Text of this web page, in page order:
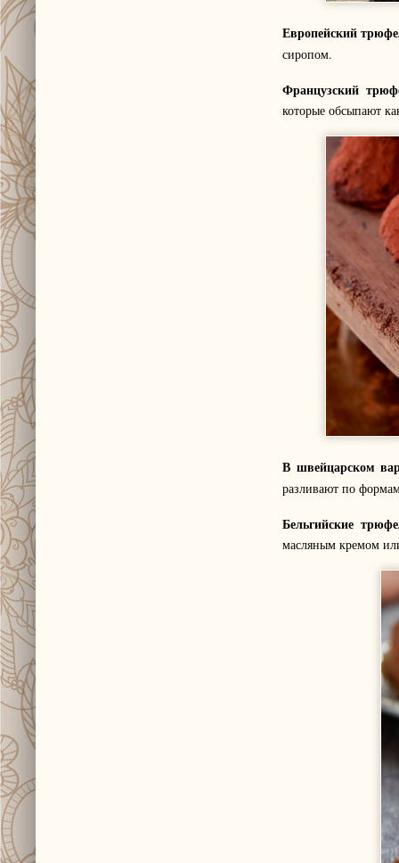
Европейский
сиропом.
Французский
которые обсыпают
В швейцарском
разливают по
Бельгийские
масляным кремом